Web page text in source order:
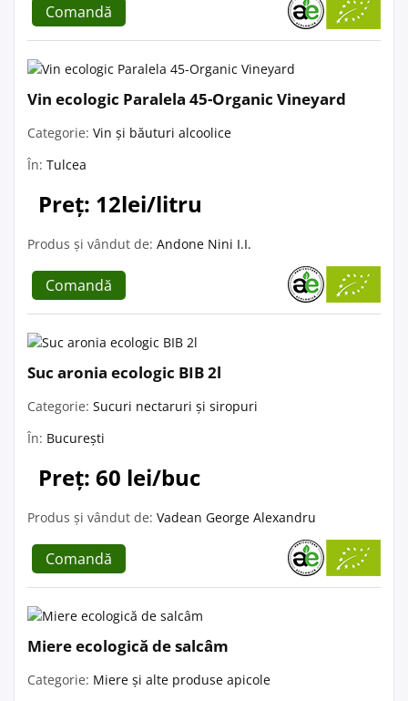
Comandă
Vin ecologic Paralela 45-Organic Vineyard
Categorie: Vin și băuturi alcoolice
În: Tulcea
Preț: 12lei/litru
Produs și vândut de: Andone Nini I.I.
Comandă
Suc aronia ecologic BIB 2l
Categorie: Sucuri nectaruri și siropuri
În: București
Preț: 60 lei/buc
Produs și vândut de: Vadean George Alexandru
Comandă
Miere ecologică de salcâm
Categorie: Miere și alte produse apicole